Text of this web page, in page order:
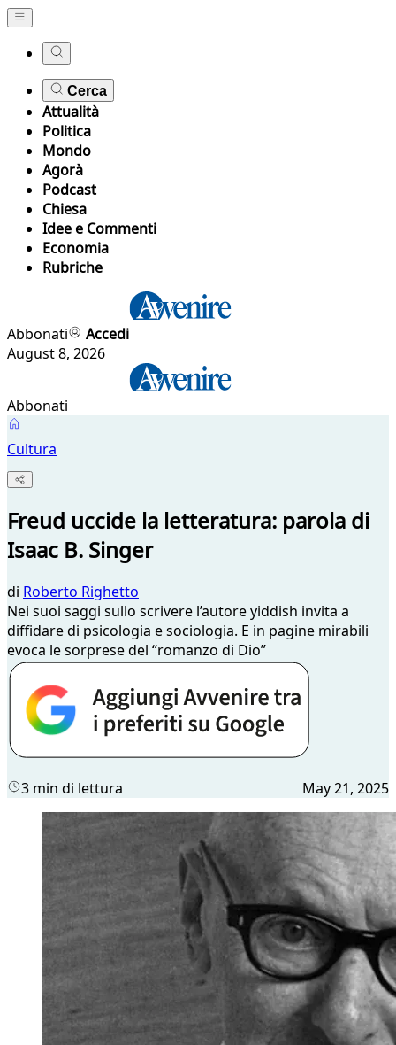
Cerca
Attualità
Politica
Mondo
Agorà
Podcast
Chiesa
Idee e Commenti
Economia
Rubriche
Abbonati
Accedi
August 8, 2026
Abbonati
Cultura
Freud uccide la letteratura: parola di
Isaac B. Singer
di Roberto Righetto
Nei suoi saggi sullo scrivere l’autore yiddish invita a
diffidare di psicologia e sociologia. E in pagine mirabili
evoca le sorprese del “romanzo di Dio”
3 min di lettura May 21, 2025